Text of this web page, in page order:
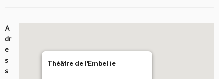
Théâtre de l'Embellie
A
dr
e
s
s